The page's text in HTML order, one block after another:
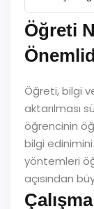
Öğreti
Öğreti, bilgi
aktarılması
öğrencinin
bilgi
yöntemleri
açısından